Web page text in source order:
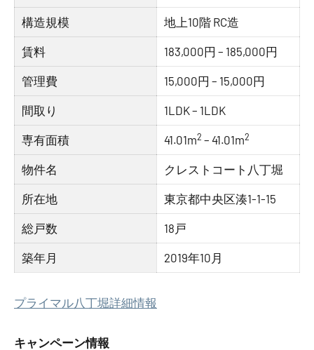
構造規模 地上10階 RC造
賃料 183,000円 – 185,000円
管理費 15,000円 – 15,000円
間取り 1LDK – 1LDK
専有面積 41.01m2 – 41.01m2
物件名 クレストコート八丁堀
所在地 東京都中央区湊1-1-15
総戸数 18戸
築年月 2019年10月
プライマル八丁堀詳細情報
キャンペーン情報